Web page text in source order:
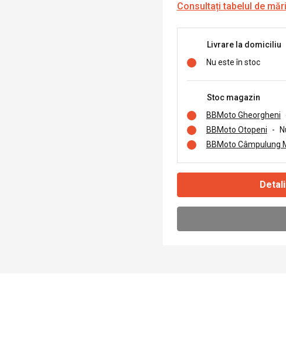
Consultați tabelul de
Livrare la domiciliu
Nu este în stoc
Stoc magazin
BBMoto Gheorgheni
BBMoto Otopeni
-
BBMoto Câmpulung